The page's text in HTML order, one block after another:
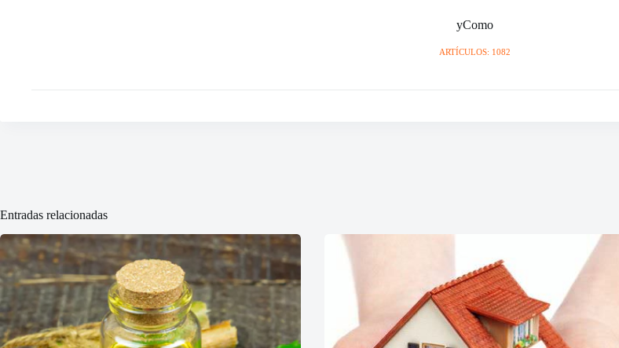
yComo
ARTÍCULOS: 1082
Entradas relacionadas